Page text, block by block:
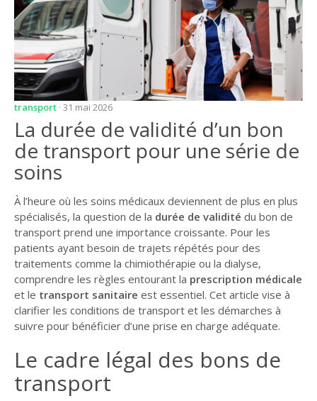
transport · 31 mai 2026
La durée de validité d’un bon
de transport pour une série de
soins
À l’heure où les soins médicaux deviennent de plus en plus
spécialisés, la question de la durée de validité du bon de
transport prend une importance croissante. Pour les
patients ayant besoin de trajets répétés pour des
traitements comme la chimiothérapie ou la dialyse,
comprendre les règles entourant la prescription médicale
et le transport sanitaire est essentiel. Cet article vise à
clarifier les conditions de transport et les démarches à
suivre pour bénéficier d’une prise en charge adéquate.
Le cadre légal des bons de
transport